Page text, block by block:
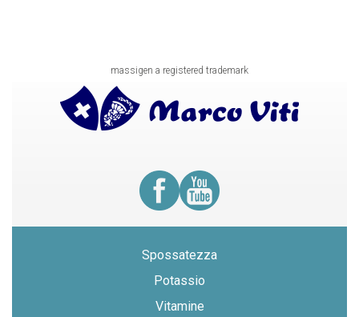
massigen a registered trademark
Spossatezza
Potassio
Vitamine